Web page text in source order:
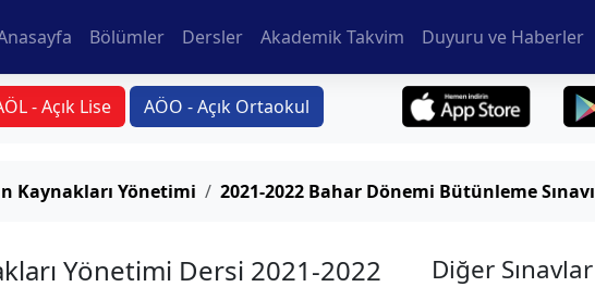
Bölümler Dersler Akademik Takvim Duyuru ve Haberler
- Açık Lise AÖO - Açık Ortaokul
Kaynakları Yönetimi 2021-2022 Bahar Dönemi Bütünleme Sınavı
Yönetimi Dersi 2021-2022
Diğer Sınavlar